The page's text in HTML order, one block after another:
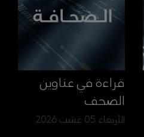
قراءة في عناوين
الصحف
الأربعاء 05 غشت 2026